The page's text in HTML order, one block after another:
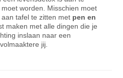
worden. Misschien moet
tafel te zitten met pen en
maken met alle dingen die je
inslaan naar een
jij.